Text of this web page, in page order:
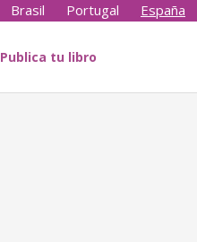
Brasil Portugal España
Publica tu libro